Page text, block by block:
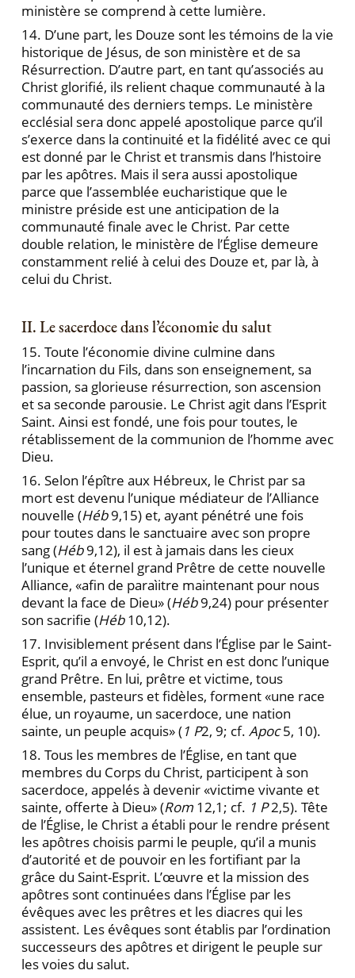
ministère se comprend à cette lumière.
14. D’une part, les Douze sont les témoins de la vie
historique de Jésus, de son ministère et de sa
Résurrection. D’autre part, en tant qu’associés au
Christ glorifié, ils relient chaque communauté à la
communauté des derniers temps. Le ministère
ecclésial sera donc appelé apostolique parce qu’il
s’exerce dans la continuité et la fidélité avec ce qui
est donné par le Christ et transmis dans l’histoire
par les apôtres. Mais il sera aussi apostolique
parce que l’assemblée eucharistique que le
ministre préside est une anticipation de la
communauté finale avec le Christ. Par cette
double relation, le ministère de l’Église demeure
constamment relié à celui des Douze et, par là, à
celui du Christ.
II. Le sacerdoce dans l’économie du salut
15. Toute l’économie divine culmine dans
l’incarnation du Fils, dans son enseignement, sa
passion, sa glorieuse résurrection, son ascension
et sa seconde parousie. Le Christ agit dans l’Esprit
Saint. Ainsi est fondé, une fois pour toutes, le
rétablissement de la communion de l’homme avec
Dieu.
16. Selon l’épître aux Hébreux, le Christ par sa
mort est devenu l’unique médiateur de l’Alliance
nouvelle (Héb9,15) et, ayant pénétré une fois
pour toutes dans le sanctuaire avec son propre
sang (Héb9,12), il est à jamais dans les cieux
l’unique et éternel grand Prêtre de cette nouvelle
Alliance, «afin de paraìitre maintenant pour nous
devant la face de Dieu» (Héb9,24) pour présenter
son sacrifie (Héb10,12).
17. Invisiblement présent dans l’Église par le Saint-
Esprit, qu’il a envoyé, le Christ en est donc l’unique
grand Prêtre. En lui, prêtre et victime, tous
ensemble, pasteurs et fidèles, forment «une race
élue, un royaume, un sacerdoce, une nation
sainte, un peuple acquis» (1 P2, 9; cf. Apoc5, 10).
18. Tous les membres de l’Église, en tant que
membres du Corps du Christ, participent à son
sacerdoce, appelés à devenir «victime vivante et
sainte, offerte à Dieu» (Rom 12,1; cf. 1 P2,5). Tête
de l’Église, le Christ a établi pour le rendre présent
les apôtres choisis parmi le peuple, qu’il a munis
d’autorité et de pouvoir en les fortifiant par la
grâce du Saint-Esprit. L’œuvre et la mission des
apôtres sont continuées dans l’Église par les
évêques avec les prêtres et les diacres qui les
assistent. Les évêques sont établis par l’ordination
successeurs des apôtres et dirigent le peuple sur
les voies du salut.